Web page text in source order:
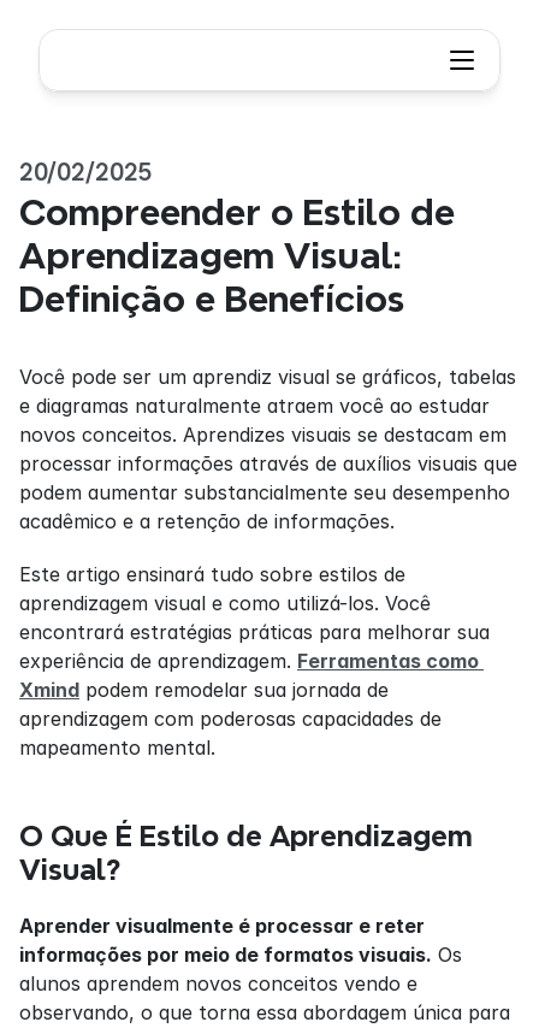
20/02/2025
Compreender o Estilo de
Aprendizagem Visual:
Definição e Benefícios
Você pode ser um aprendiz visual se gráficos, tabelas
e diagramas naturalmente atraem você ao estudar
novos conceitos. Aprendizes visuais se destacam em
processar informações através de auxílios visuais que
podem aumentar substancialmente seu desempenho
acadêmico e a retenção de informações.
Este artigo ensinará tudo sobre estilos de
aprendizagem visual e como utilizá-los. Você
encontrará estratégias práticas para melhorar sua
experiência de aprendizagem. Ferramentas como
Xmind podem remodelar sua jornada de
aprendizagem com poderosas capacidades de
mapeamento mental.
O Que É Estilo de Aprendizagem
Visual?
Aprender visualmente é processar e reter
informações por meio de formatos visuais. Os
alunos aprendem novos conceitos vendo e
observando, o que torna essa abordagem única para